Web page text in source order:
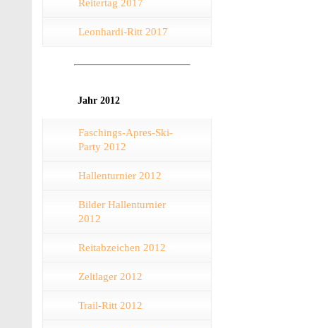
Reitertag 2017
Leonhardi-Ritt 2017
Jahr 2012
Faschings-Apres-Ski-
Party 2012
Hallenturnier 2012
Bilder Hallenturnier
2012
Reitabzeichen 2012
Zeltlager 2012
Trail-Ritt 2012